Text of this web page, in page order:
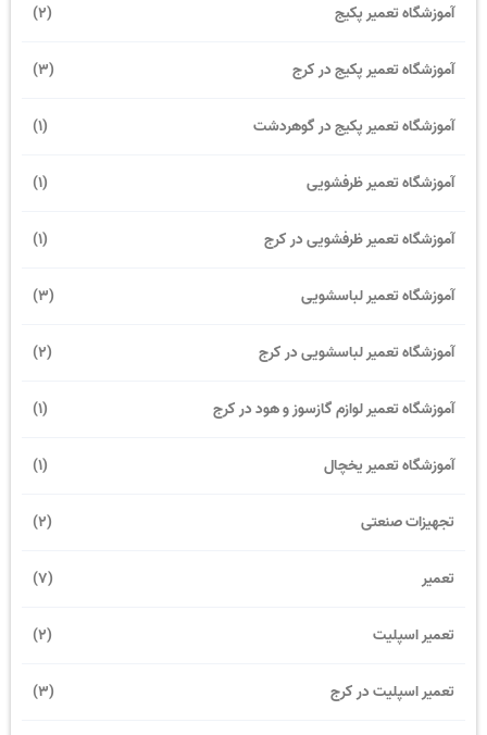
آموزشگاه تعمیر پکیج (2)
آموزشگاه تعمیر پکیج در کرج (3)
آموزشگاه تعمیر پکیج در گوهردشت (1)
آموزشگاه تعمیر ظرفشویی (1)
آموزشگاه تعمیر ظرفشویی در کرج (1)
آموزشگاه تعمیر لباسشویی (3)
آموزشگاه تعمیر لباسشویی در کرج (2)
آموزشگاه تعمیر لوازم گازسوز و هود در کرج (1)
آموزشگاه تعمیر یخچال (1)
تجهیزات صنعتی (2)
تعمیر (7)
تعمیر اسپلیت (2)
تعمیر اسپلیت در کرج (3)